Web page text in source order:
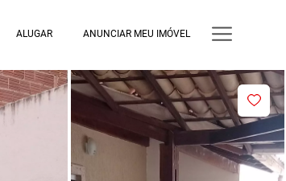
ALUGAR ANUNCIAR MEU IMÓVEL